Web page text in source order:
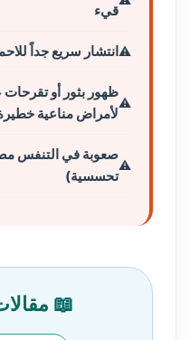
قيء
انتشار سريع جداً
ظهور بثور أو تقرحات
لأمراض مناعية
صعوبة في التنفس
تحسسية)
📖